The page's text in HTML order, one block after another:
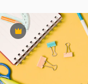
Премиум